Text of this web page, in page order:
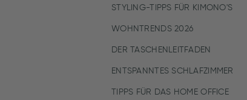
STYLING-TIPPS FÜR KIMONO'S
WOHNTRENDS 2026
DER TASCHENLEITFADEN
ENTSPANNTES SCHLAFZIMMER
TIPPS FÜR DAS HOME OFFICE